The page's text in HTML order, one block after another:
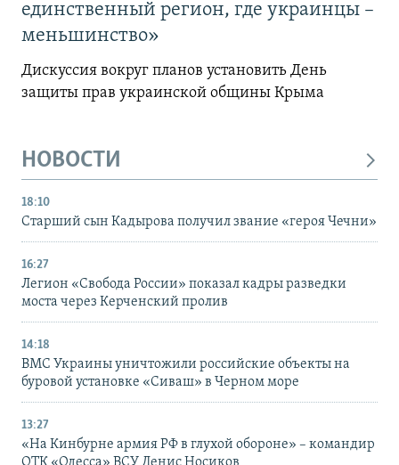
единственный регион, где украинцы –
меньшинство»
Дискуссия вокруг планов установить День
защиты прав украинской общины Крыма
НОВОСТИ
18:10
Старший сын Кадырова получил звание «героя Чечни»
16:27
Легион «Свобода России» показал кадры разведки
моста через Керченский пролив
14:18
ВМС Украины уничтожили российские объекты на
буровой установке «Сиваш» в Черном море
13:27
«На Кинбурне армия РФ в глухой обороне» – командир